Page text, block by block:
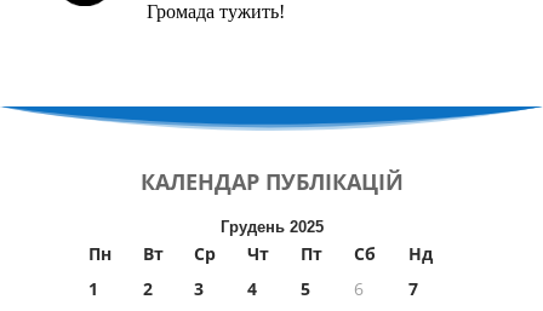
Громада тужить!
КАЛЕНДАР ПУБЛІКАЦІЙ
Грудень 2025
Пн Вт Ср Чт Пт Сб
Нд
1
2 3 4 5 6
7